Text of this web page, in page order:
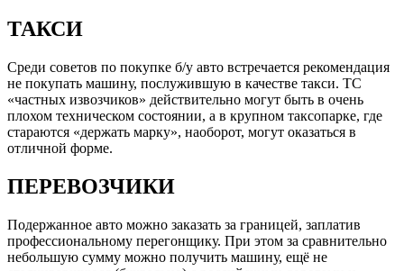
ТАКСИ
Среди советов по покупке б/у авто встречается рекомендация
не покупать машину, послужившую в качестве такси. ТС
«частных извозчиков» действительно могут быть в очень
плохом техническом состоянии, а в крупном таксопарке, где
стараются «держать марку», наоборот, могут оказаться в
отличной форме.
ПЕРЕВОЗЧИКИ
Подержанное авто можно заказать за границей, заплатив
профессиональному перегонщику. При этом за сравнительно
небольшую сумму можно получить машину, ещё не